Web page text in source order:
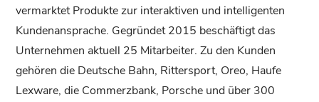
vermarktet Produkte zur interaktiven und intelligenten
Kundenansprache. Gegründet 2015 beschäftigt das
Unternehmen aktuell 25 Mitarbeiter. Zu den Kunden
gehören die Deutsche Bahn, Rittersport, Oreo, Haufe
Lexware, die Commerzbank, Porsche und über 300